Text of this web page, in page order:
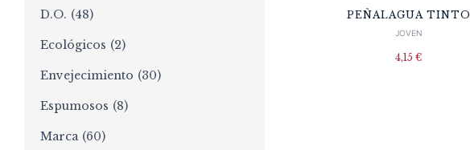
D.O. (48)
Ecológicos (2)
Envejecimiento (30)
Espumosos (8)
Marca (60)
PEÑALAGUA TINTO
JOVEN
4,15€